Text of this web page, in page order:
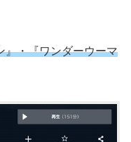
』・『ワンダーウーマ